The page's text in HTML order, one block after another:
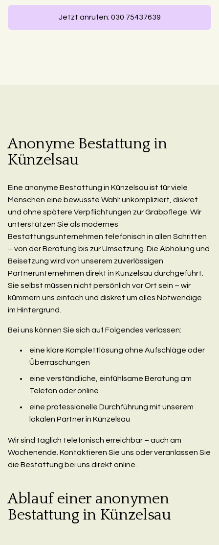
Jetzt anrufen: 030 75437639
Anonyme Bestattung in
Künzelsau
Eine anonyme Bestattung in Künzelsau ist für viele
Menschen eine bewusste Wahl: unkompliziert, diskret
und ohne spätere Verpflichtungen zur Grabpflege. Wir
unterstützen Sie als modernes
Bestattungsunternehmen telefonisch in allen Schritten
– von der Beratung bis zur Umsetzung. Die Abholung und
Beisetzung wird von unserem zuverlässigen
Partnerunternehmen direkt in Künzelsau durchgeführt.
Sie selbst müssen nicht persönlich vor Ort sein – wir
kümmern uns einfach und diskret um alles Notwendige
im Hintergrund.
Bei uns können Sie sich auf Folgendes verlassen:
eine klare Komplettlösung ohne Aufschläge oder
Überraschungen
eine verständliche, einfühlsame Beratung am
Telefon oder online
eine professionelle Durchführung mit unserem
lokalen Partner in Künzelsau
Wir sind täglich telefonisch erreichbar – auch am
Wochenende. Kontaktieren Sie uns oder veranlassen Sie
die Bestattung bei uns direkt online.
Ablauf einer anonymen
Bestattung in Künzelsau